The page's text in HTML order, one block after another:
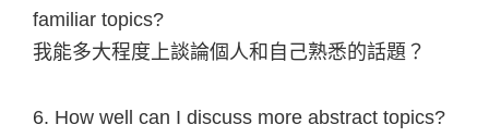
familiar topics?
我能多大程度上談論個人和自己熟悉的話題？
6. How well can I discuss more abstract topics?